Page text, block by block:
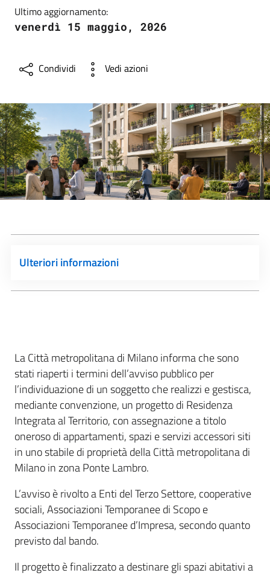
Ultimo aggiornamento:
venerdì 15 maggio, 2026
Condividi Vedi azioni
Ulteriori informazioni
La Città metropolitana di Milano informa che sono
stati riaperti i termini dell’avviso pubblico per
l’individuazione di un soggetto che realizzi e gestisca,
mediante convenzione, un progetto di Residenza
Integrata al Territorio, con assegnazione a titolo
oneroso di appartamenti, spazi e servizi accessori siti
in uno stabile di proprietà della Città metropolitana di
Milano in zona Ponte Lambro.
L’avviso è rivolto a Enti del Terzo Settore, cooperative
sociali, Associazioni Temporanee di Scopo e
Associazioni Temporanee d’Impresa, secondo quanto
previsto dal bando.
Il progetto è finalizzato a destinare gli spazi abitativi a